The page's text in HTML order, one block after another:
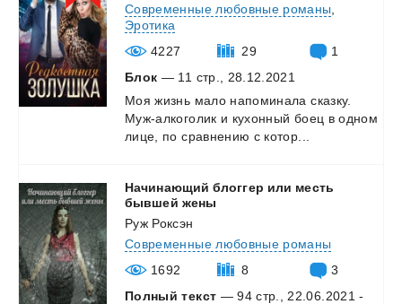
Современные любовные романы
Эротика
4227
29
1
Блок — 11 стр., 28.12.2021
Моя жизнь мало напоминала сказку.
Муж-алкоголик и кухонный боец в одном
лице,
по сравнению с котор...
Начинающий блоггер или месть
бывшей жены
Руж Роксэн
Современные любовные романы
1692
8
3
Полный текст — 94 стр., 22.06.2021 -